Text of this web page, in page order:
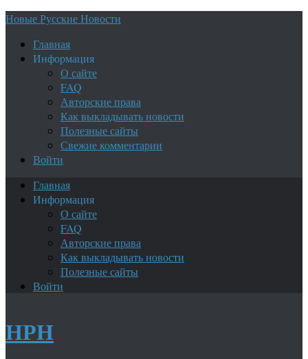
Новые Русские Новости
Главная
Информация
О сайте
FAQ
Авторские права
Как выкладывать новости
Полезные сайты
Свежие комментарии
Войти
Главная
Информация
О сайте
FAQ
Авторские права
Как выкладывать новости
Полезные сайты
Войти
НРН